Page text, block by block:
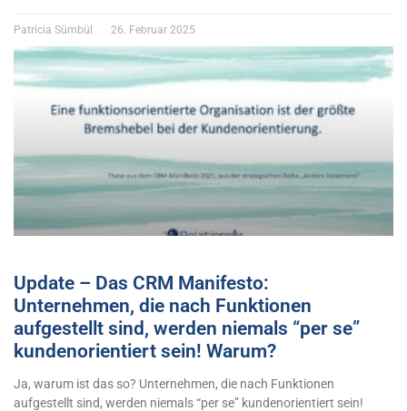
Patricia Sümbül 26. Februar 2025
Update – Das CRM Manifesto:
Unternehmen, die nach Funktionen
aufgestellt sind, werden niemals “per se”
kundenorientiert sein! Warum?
Ja, warum ist das so? Unternehmen, die nach Funktionen
aufgestellt sind, werden niemals “per se” kundenorientiert sein!